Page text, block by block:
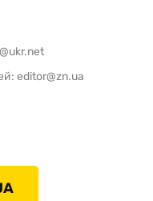
editor@zn.ua